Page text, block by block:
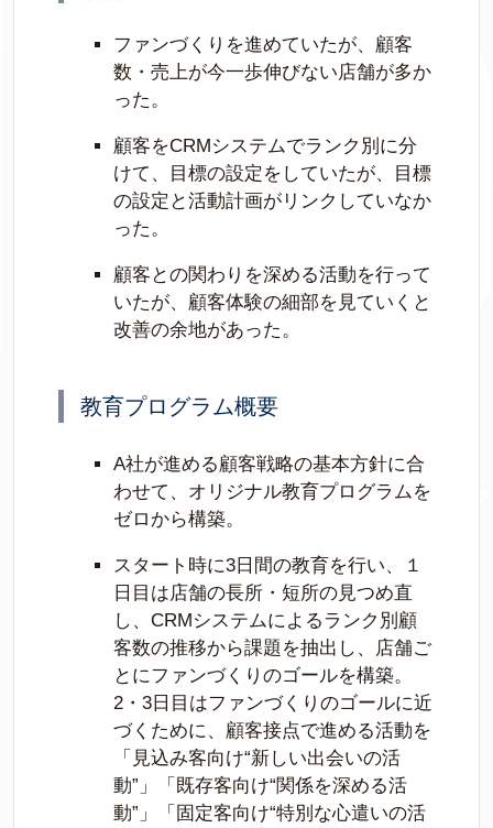
ファンづくりを進めていたが、顧客
数・売上が今一歩伸びない店舗が多か
った。
顧客をCRMシステムでランク別に分
けて、目標の設定をしていたが、目標
の設定と活動計画がリンクしていなか
った。
顧客との関わりを深める活動を行って
いたが、顧客体験の細部を見ていくと
改善の余地があった。
教育プログラム概要
A社が進める顧客戦略の基本方針に合
わせて、オリジナル教育プログラムを
ゼロから構築。
スタート時に3日間の教育を行い、１
日目は店舗の長所・短所の見つめ直
し、CRMシステムによるランク別顧
客数の推移から課題を抽出し、店舗ご
とにファンづくりのゴールを構築。
2・3日目はファンづくりのゴールに近
づくために、顧客接点で進める活動を
「見込み客向け“新しい出会いの活
動”」「既存客向け“関係を深める活
動”」「固定客向け“特別な心遣いの活